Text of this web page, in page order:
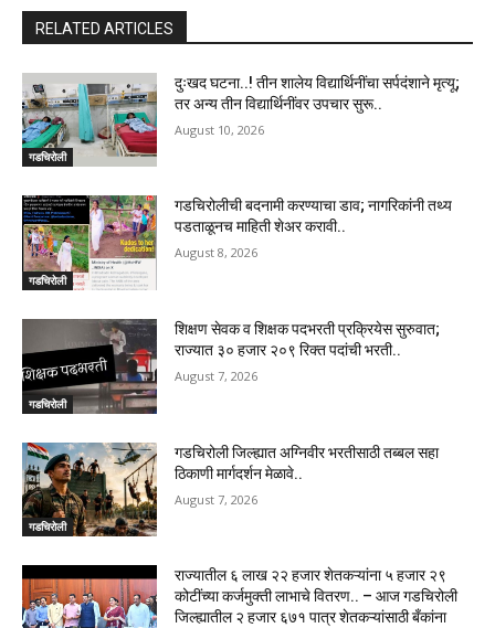
RELATED ARTICLES
गडचिरोली
दुःखद घटना..! तीन शालेय विद्यार्थिनींचा सर्पदंशाने मृत्यू;
तर अन्य तीन विद्यार्थिनींवर उपचार सुरू..
August 10, 2026
गडचिरोली
गडचिरोलीची बदनामी करण्याचा डाव; नागरिकांनी तथ्य
पडताळूनच माहिती शेअर करावी..
August 8, 2026
गडचिरोली
शिक्षण सेवक व शिक्षक पदभरती प्रक्रियेस सुरुवात;
राज्यात ३० हजार २०९ रिक्त पदांची भरती..
August 7, 2026
गडचिरोली
गडचिरोली जिल्ह्यात अग्निवीर भरतीसाठी तब्बल सहा
ठिकाणी मार्गदर्शन मेळावे..
August 7, 2026
राज्यातील ६ लाख २२ हजार शेतकऱ्यांना ५ हजार २९
कोटींच्या कर्जमुक्ती लाभाचे वितरण.. – आज गडचिरोली
जिल्ह्यातील २ हजार ६७१ पात्र शेतकऱ्यांसाठी बँकांना